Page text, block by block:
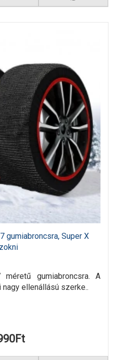
gumiabroncsra, Super X
gumiabroncsra. A
nagy ellenállású szerke..